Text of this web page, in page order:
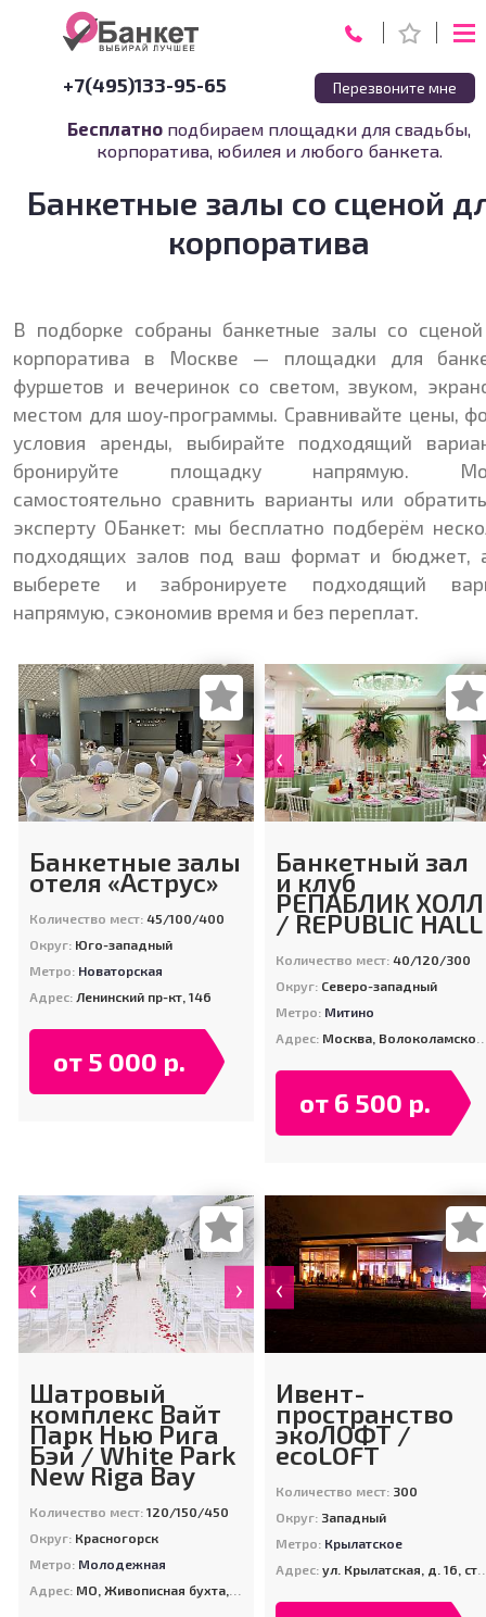
+7(495)133-95-65 Перезвоните мне
Бесплатно подбираем площадки для свадьбы,
корпоратива, юбилея и любого банкета.
Банкетные залы со сценой
корпоратива
В подборке собраны банкетные залы со
корпоратива в Москве — площадки для
фуршетов и вечеринок со светом, звуком,
местом для шоу‑программы. Сравнивайте цены,
условия аренды, выбирайте подходящий
бронируйте площадку напрямую.
самостоятельно сравнить варианты или
эксперту ОБанкет: мы бесплатно подберём
подходящих залов под ваш формат и бюджет,
выберете и забронируете подходящий
напрямую, сэкономив время и без переплат.
‹ ›
Банкетные залы
отеля «Аструс»
Количество мест:45/100/400
Округ: Юго-западный
Метро: Новаторская
Адрес: Ленинский пр-кт, 146
от 5 000 р.
‹
Банкетный зал
и клуб
РЕПАБЛИК ХОЛЛ
/ REPUBLIC HALL
Количество мест: 40/120/300
Округ: Северо-западный
Метро: Митино
Адрес: Москва, Волоколамское шоссе, 124
от 6 500 р.
‹ ›
Шатровый
комплекс Вайт
Парк Нью Рига
Бэй / White Park
New Riga Bay
Количество мест:120/150/450
Округ: Красногорск
Метро: Молодежная
Адрес: МО, Живописная бухта, Мякининское шоссе, вл. 1 (Рублевский пляж)
‹
Ивент-
пространство
экоЛОФТ /
ecoLOFT
Количество мест: 300
Округ: Западный
Метро: Крылатское
Адрес: ул. Крылатская, д. 16, стр. 4